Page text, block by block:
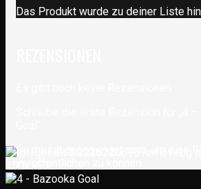
Das Produkt wurde zu deiner Liste
Du musst